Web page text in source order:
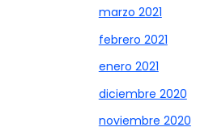
marzo 2021
febrero 2021
enero 2021
diciembre 2020
noviembre 2020